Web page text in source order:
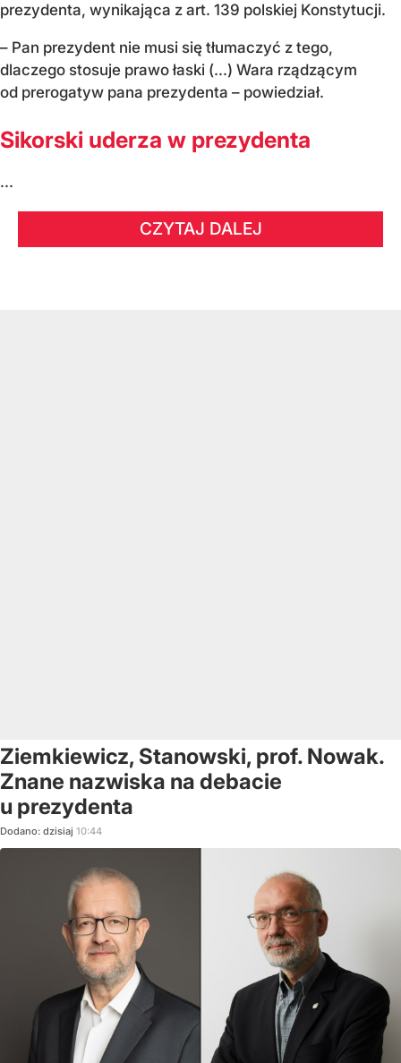
prezydenta, wynikająca z art. 139 polskiej Konstytucji.
– Pan prezydent nie musi się tłumaczyć z tego,
dlaczego stosuje prawo łaski (...) Wara rządzącym
od prerogatyw pana prezydenta – powiedział.
Sikorski uderza w prezydenta
...
CZYTAJ DALEJ
Ziemkiewicz, Stanowski, prof. Nowak.
Znane nazwiska na debacie
u prezydenta
Dodano: dzisiaj 10:44